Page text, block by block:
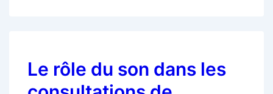
Tarot
Le rôle du son dans les